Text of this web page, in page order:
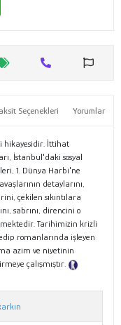
Seçenekleri Yorumlar
hikayesidir. İttihat
İstanbul'daki sosyal
1. Dünya Harbi'ne
detaylarını,
çekilen sıkıntılara
sabrını, direncini o
Tarihimizin krizli
romanlarında işleyen
azim ve niyetinin
çalışmıştır.